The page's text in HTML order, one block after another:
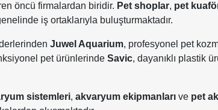
öncü firmalardan biridir. Pet shoplar, pet
iş ortaklarıyla buluşturmaktadır.
Juwel Aquarium, profesyonel pet
pet ürünlerinde Savic, dayanıklı plastik
sistemleri, akvaryum ekipmanları ve pet